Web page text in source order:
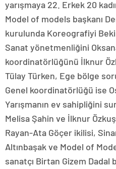
yarışmaya 22. Erkek 20
Model of models başkanı
kurulunda Koreografiyi
Sanat yönetmenliğini
koordinatörlüğünü İlknur
Tülay Türken, Ege bölge
Genel koordinatörlüğü ise
Yarışmanın ev sahipliğini
Melisa Şahin ve İlknur
Rayan-Ata Göçer ikilisi,
Altınbaşak ve Model of
sanatçı Birtan Gizem Dadal